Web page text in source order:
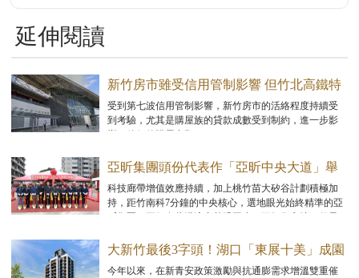
延伸閱讀
新竹房市雖受信用管制影響 但竹北高鐵特
區顯現回溫跡象
受到第七波信用管制影響，新竹房市的活絡程度持續受
到考驗，尤其是購屋族的貸款成數受到制約，進一步影
響了他們的購屋意願。
亞昕集團頭份代表作「亞昕中央大道」舉
辦開工動土大典！
科技廊帶增值效應持續，加上桃竹苗大矽谷計劃積極加
持，距竹南科7分鐘的中央核心，選地眼光始終精準的亞
昕集團，不但在此洪流中慧眼同步，更領銜立地頭份最
並於2月7日盛大開工。
大新竹最後3字頭！湖口「東展十美」成園
區客移居首選
今年以來，在新青安政策激勵與抗通膨需求增溫雙重催